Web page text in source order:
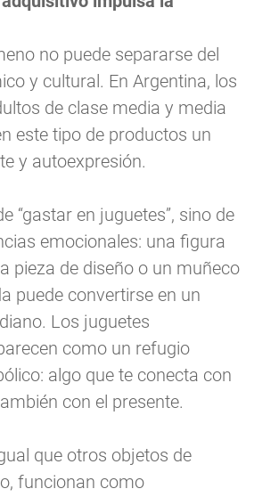
no puede separarse del
y cultural. En Argentina, los
de clase media y media
este tipo de productos un
y autoexpresión.
“gastar en juguetes”, sino de
emocionales: una figura
pieza de diseño o un muñeco
puede convertirse en un
Los juguetes
como un refugio
algo que te conecta con
con el presente.
que otros objetos de
funcionan como